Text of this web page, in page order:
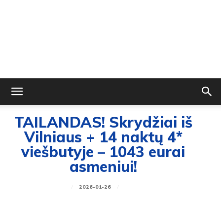
TAILANDAS! Skrydžiai iš
Vilniaus + 14 naktų 4*
viešbutyje – 1043 eurai
asmeniui!
2026-01-26